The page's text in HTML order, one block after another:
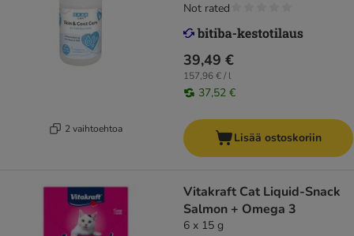
2 vaihtoehtoa
39,49 €
157,96 € / l
37,52 €
Not rated
Lisää ostoskoriin
Vitakraft Cat Liquid-Snack
Salmon + Omega 3
6 x 15 g